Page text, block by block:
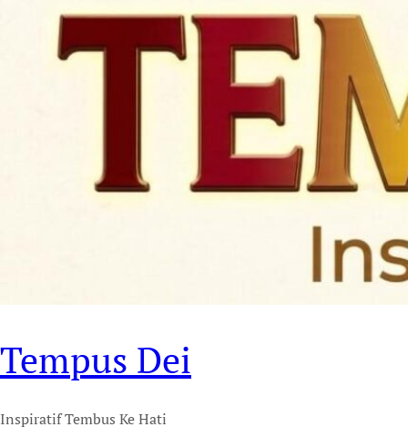
Tempus Dei
Inspiratif Tembus Ke Hati